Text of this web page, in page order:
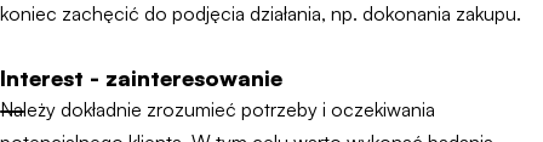
koniec zachęcić do podjęcia działania, np. dokonania zakupu.
Interest - zainteresowanie
Należy dokładnie zrozumieć potrzeby i oczekiwania